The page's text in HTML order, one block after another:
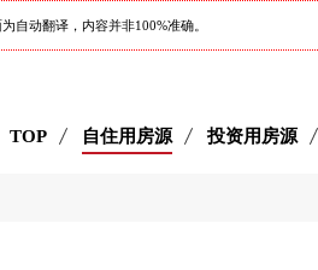
自动翻译，内容并非100%准确。
TOP 自住用房源 投资用房源